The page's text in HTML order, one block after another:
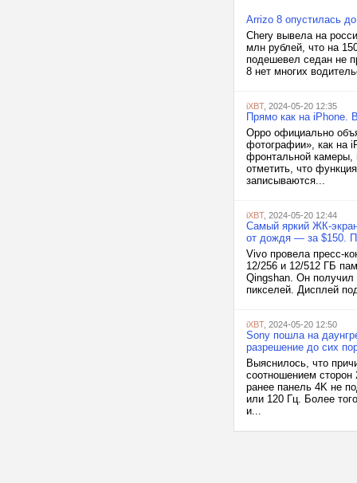
Arrizo 8 опустилась
Chery вывела на
млн рублей, что на
подешевел седан не
8 нет многих
iXBT, 2024-05-20 12:35
Прямо как на iPhone.
Oppo официально
фотографии», как на
фронтальной камеры,
отметить, что
записываются...
iXBT, 2024-05-20 12:44
Самый яркий ЖК-
от дождя — за $150.
Vivo провела пресс-
12/256 и 12/512 ГБ
Qingshan. Он
пикселей. Дисплей
iXBT, 2024-05-20 12:50
Sony пошла на
разрешение до сих
Выяснилось, что
соотношением
ранее панель 4K не
или 120 Гц. Более
и...